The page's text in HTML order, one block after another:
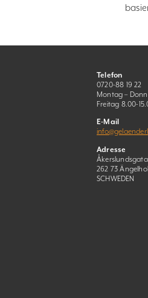
Telefon
0720-88 19 22
Montag –
Freitag 8.00-
E-Mail
Adresse
262 73
SCHWEDEN